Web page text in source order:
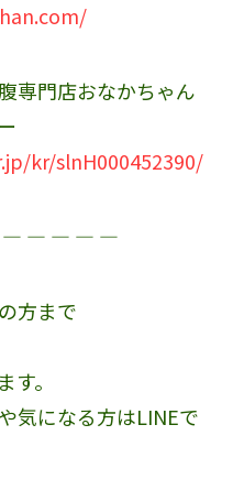
専門店おなかちゃん
kr/slnH000452390/
― ― ― ―
方まで
。
気になる方はLINEで